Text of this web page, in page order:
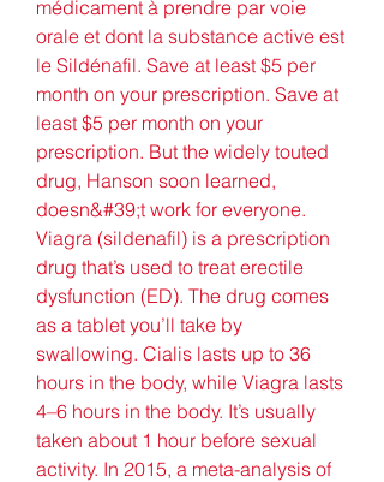
médicament à prendre par voie
orale et dont la substance active est
le Sildénafil. Save at least $5 per
month on your prescription. Save at
least $5 per month on your
prescription. But the widely touted
drug, Hanson soon learned,
doesn&#39;t work for everyone.
Viagra (sildenafil) is a prescription
drug that’s used to treat erectile
dysfunction (ED). The drug comes
as a tablet you’ll take by
swallowing. Cialis lasts up to 36
hours in the body, while Viagra lasts
4–6 hours in the body. It’s usually
taken about 1 hour before sexual
activity. In 2015, a meta-analysis of